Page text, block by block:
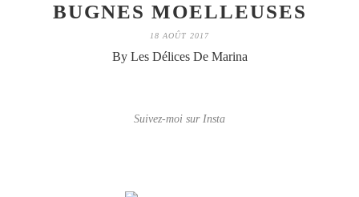
BUGNES MOELLEUSES
18 AOÛT 2017
By Les Délices De Marina
Suivez-moi sur Insta